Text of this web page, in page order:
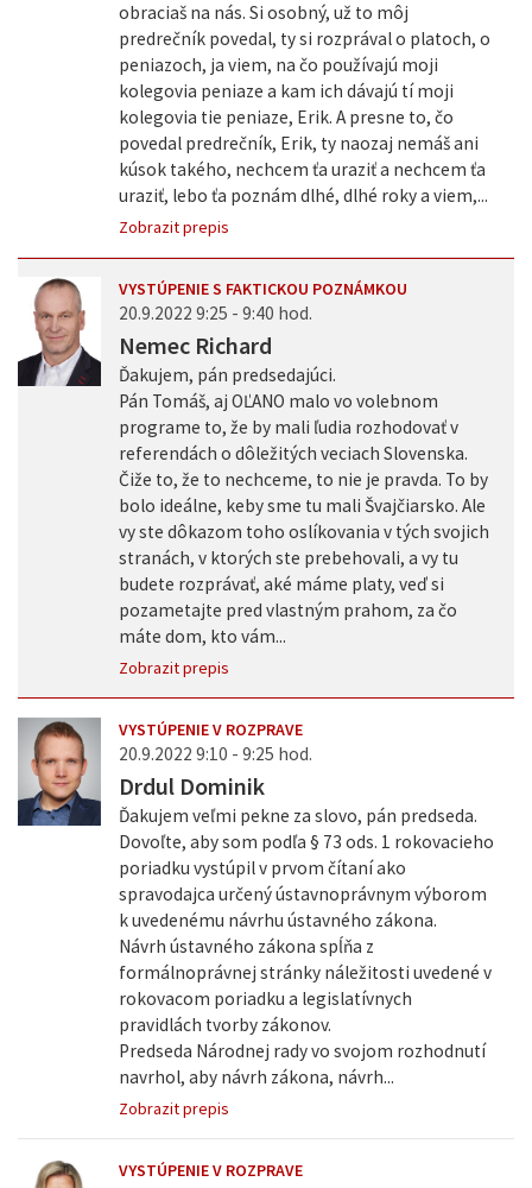
obraciaš na nás. Si osobný, už to môj
predrečník povedal, ty si rozprával o platoch, o
peniazoch, ja viem, na čo používajú moji
kolegovia peniaze a kam ich dávajú tí moji
kolegovia tie peniaze, Erik. A presne to, čo
povedal predrečník, Erik, ty naozaj nemáš ani
kúsok takého, nechcem ťa uraziť a nechcem ťa
uraziť, lebo ťa poznám dlhé, dlhé roky a viem,...
Zobrazit prepis
VYSTÚPENIE S FAKTICKOU POZNÁMKOU
20.9.2022 9:25 - 9:40 hod.
Nemec Richard
Ďakujem, pán predsedajúci.
Pán Tomáš, aj OĽANO malo vo volebnom
programe to, že by mali ľudia rozhodovať v
referendách o dôležitých veciach Slovenska.
Čiže to, že to nechceme, to nie je pravda. To by
bolo ideálne, keby sme tu mali Švajčiarsko. Ale
vy ste dôkazom toho oslíkovania v tých svojich
stranách, v ktorých ste prebehovali, a vy tu
budete rozprávať, aké máme platy, veď si
pozametajte pred vlastným prahom, za čo
máte dom, kto vám...
Zobrazit prepis
VYSTÚPENIE V ROZPRAVE
20.9.2022 9:10 - 9:25 hod.
Drdul Dominik
Ďakujem veľmi pekne za slovo, pán predseda.
Dovoľte, aby som podľa § 73 ods. 1 rokovacieho
poriadku vystúpil v prvom čítaní ako
spravodajca určený ústavnoprávnym výborom
k uvedenému návrhu ústavného zákona.
Návrh ústavného zákona spĺňa z
formálnoprávnej stránky náležitosti uvedené v
rokovacom poriadku a legislatívnych
pravidlách tvorby zákonov.
Predseda Národnej rady vo svojom rozhodnutí
navrhol, aby návrh zákona, návrh...
Zobrazit prepis
VYSTÚPENIE V ROZPRAVE